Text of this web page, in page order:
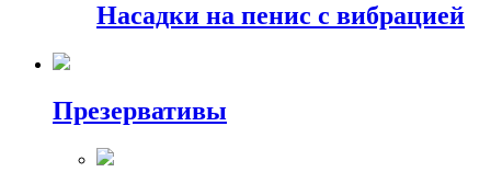
Насадки на пенис с вибрацией
Презервативы